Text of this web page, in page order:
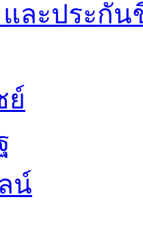
ละประกัน
ย์
น์